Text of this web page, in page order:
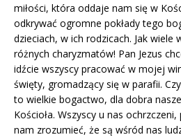
miłości, która oddaje nam się w
odkrywać ogromne pokłady tego
dzieciach, w ich rodzicach. Jak wiele
różnych chary­zmatów! Pan Jezus
idźcie wszyscy pracować w mojej
świę­ty, gromadzący się w parafii.
to wielkie bogac­two, dla dobra
Kościoła. Wszyscy u nas
nam zrozumieć, że są wśród nas